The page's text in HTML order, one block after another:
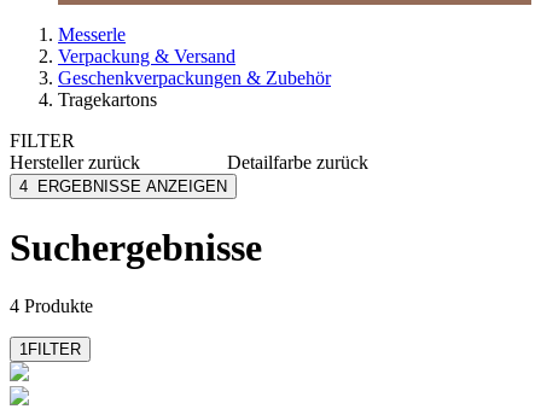
Messerle
Verpackung & Versand
Geschenkverpackungen & Zubehör
Tragekartons
FILTER
Herstellerzurück
MESSERLE
Detailfarbe zurück
navyblau
4 ERGEBNISSE ANZEIGEN
Suchergebnisse
4 Produkte
1FILTER